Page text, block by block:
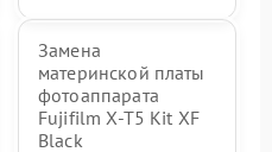
Замена
материнской платы
фотоаппарата
Fujifilm X-T5 Kit XF
Black